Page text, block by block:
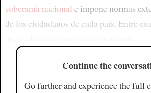
soberanía nacional e impone normas
de los ciudadanos de cada país. Entre
Continue the
Go further and experience the full